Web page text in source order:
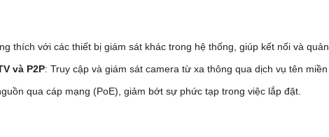
thích với các thiết bị giám sát khác trong hệ thống, giúp kết nối và quản
và P2P: Truy cập và giám sát camera từ xa thông qua dịch vụ tên miền
qua cáp mạng (PoE), giảm bớt sự phức tạp trong việc lắp đặt.